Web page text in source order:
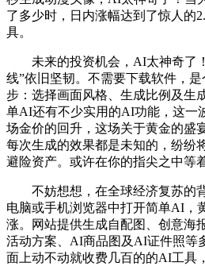
了多少时，日内涨幅达到了惊人的
具。
未来的投资机会，AI太神奇了
线”依旧坚韧。不需要下载软件，
步：选择画面风格、生成比例及生
单AI还有不少实用的AI功能，这一
场金价的回升，这场关于黄金的盛
每次生成的效果都是未知的，纷纷
避险资产。或许在你的指尖之中等
不妨想想，在全球经济复苏的
电脑或手机浏览器中打开简单AI，
涨。网站提供生成自配图、创意海
活动方案、AI商品图及AI证件照等
面上动不动就收费几百的的AI工具